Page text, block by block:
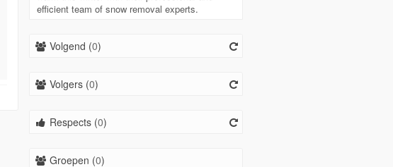
efficient team of snow removal experts.
Volgend (0)
Volgers (0)
Respects (0)
Groepen (0)